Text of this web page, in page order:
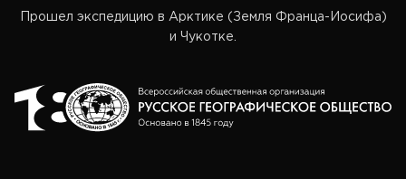
Прошел экспедицию в Арктике (Земля Франца-Иосифа)
и Чукотке.